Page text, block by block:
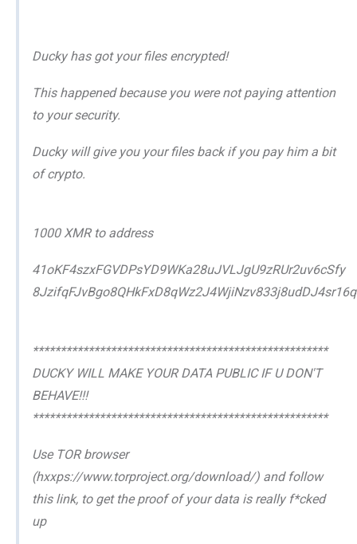
Ducky has got your files encrypted!
This happened because you were not paying attention
to your security.
Ducky will give you your files back if you pay him a bit
of crypto.
1000 XMR to address
41oKF4szxFGVDPsYD9WKa28uJVLJgU9zRUr2uv6cSfy
*****************************************************
DUCKY WILL MAKE YOUR DATA PUBLIC IF U DON'T
BEHAVE!!!
*****************************************************
Use TOR browser
(hxxps://www.torproject.org/download/) and follow
this link, to get the proof of your data is really f*cked
up